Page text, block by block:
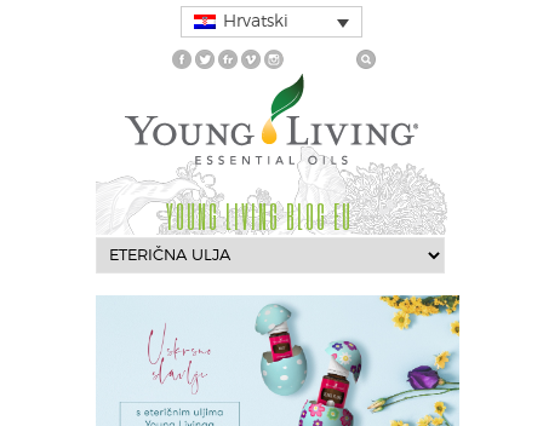
Hrvatski
YOUNG LIVING BLOG EU